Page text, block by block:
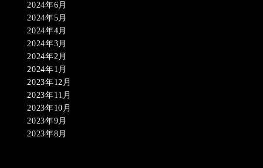
2024年6月
2024年5月
2024年4月
2024年3月
2024年2月
2024年1月
2023年12月
2023年11月
2023年10月
2023年9月
2023年8月